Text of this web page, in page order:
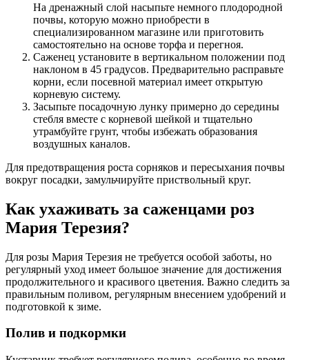
На дренажный слой насыпьте немного плодородной
почвы, которую можно приобрести в
специализированном магазине или приготовить
самостоятельно на основе торфа и перегноя.
Саженец установите в вертикальном положении под
наклоном в 45 градусов. Предварительно расправьте
корни, если посевной материал имеет открытую
корневую систему.
Засыпьте посадочную лунку примерно до середины
стебля вместе с корневой шейкой и тщательно
утрамбуйте грунт, чтобы избежать образования
воздушных каналов.
Для предотвращения роста сорняков и пересыхания почвы
вокруг посадки, замульчируйте приствольный круг.
Как ухаживать за саженцами роз
Мария Терезия?
Для розы Мария Терезия не требуется особой заботы, но
регулярный уход имеет большое значение для достижения
продолжительного и красивого цветения. Важно следить за
правильным поливом, регулярным внесением удобрений и
подготовкой к зиме.
Полив и подкормки